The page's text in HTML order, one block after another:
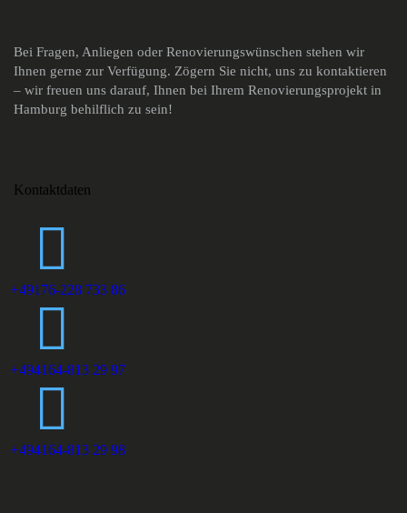
Bei Fragen, Anliegen oder Renovierungswünschen stehen wir
Ihnen gerne zur Verfügung. Zögern Sie nicht, uns zu kontaktieren
– wir freuen uns darauf, Ihnen bei Ihrem Renovierungsprojekt in
Hamburg behilflich zu sein!
Kontaktdaten
+49176-228 733 86
+494164-813 29 97
+494164-813 29 98